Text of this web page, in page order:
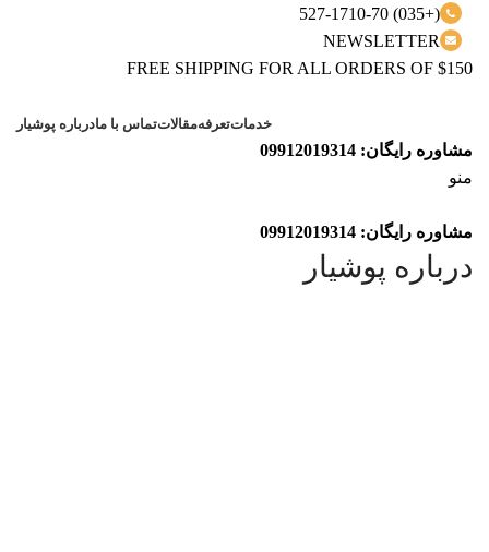
(+035) 527-1710-70
NEWSLETTER
FREE SHIPPING FOR ALL ORDERS OF $150
خدماتتعرفهمقالاتتماس با مادرباره پوشیار
مشاوره رایگان: 09912019314
منو
مشاوره رایگان: 09912019314
درباره پوشیار